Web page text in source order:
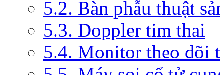
5.2. Bàn phẫu thuật
5.3. Doppler tim thai
5.4. Monitor theo dõi